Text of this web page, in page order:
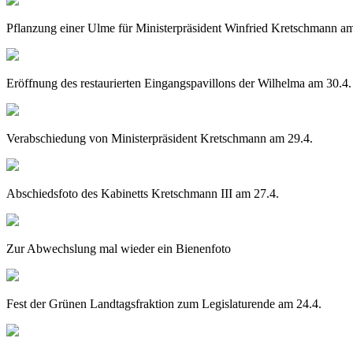
Pflanzung einer Ulme für Ministerpräsident Winfried Kretschmann
Eröffnung des restaurierten Eingangspavillons der Wilhelma am 30.4.
Verabschiedung von Ministerpräsident Kretschmann am 29.4.
Abschiedsfoto des Kabinetts Kretschmann III am 27.4.
Zur Abwechslung mal wieder ein Bienenfoto
Fest der Grünen Landtagsfraktion zum Legislaturende am 24.4.